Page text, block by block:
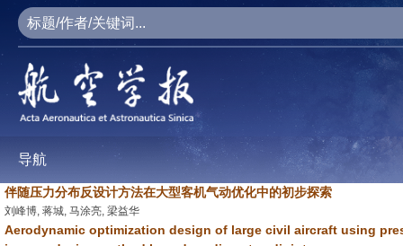
导航
伴随压力分布反设计方法在大型客机气动优化中的初步探索
刘峰博, 蒋城, 马涂亮, 梁益华
Aerodynamic optimization design of large civil aircraft using